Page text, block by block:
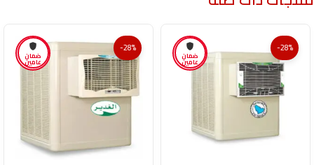
ضمان
عامين
-28%
ضمان
عامين
-28%